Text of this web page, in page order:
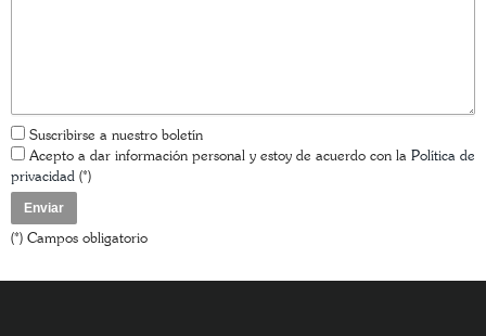
Suscribirse a nuestro boletín
Acepto a dar información personal y estoy de acuerdo con la Política de
privacidad (*)
(*) Campos obligatorio